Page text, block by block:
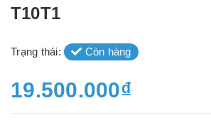
T10T1
Trạng thái: Còn hàng
19.500.000₫